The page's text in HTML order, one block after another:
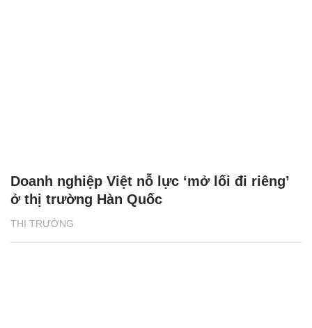
THỊ TRƯỜNG
Doanh nghiệp Việt nỗ lực ‘mở lối đi riêng’
ở thị trường Hàn Quốc